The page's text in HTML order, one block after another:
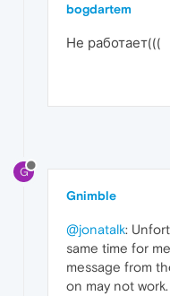
bogdartem
Не работает(((
G
Gnimble
@jonatalk:
same time for
message from
on may not work.